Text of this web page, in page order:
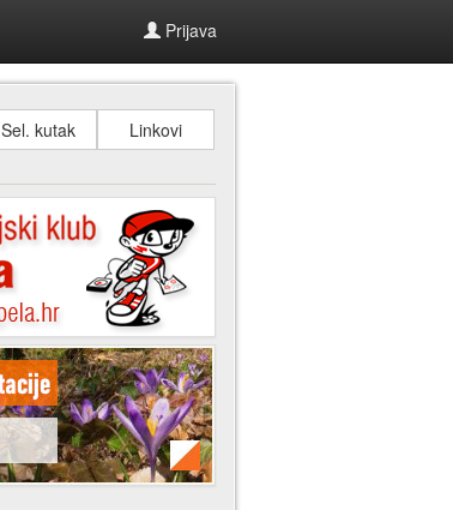
Prijava
Sel. kutak Linkovi